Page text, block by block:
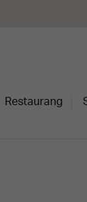
Restaurang